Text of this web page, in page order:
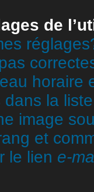
de
horaire
dans la
image
et
le lien e-